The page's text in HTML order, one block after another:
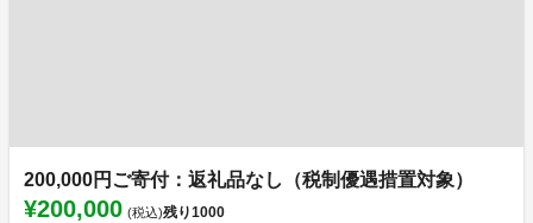
200,000円ご寄付：返礼品なし（税制優遇措置対象）
¥200,000 (税込)残り1000